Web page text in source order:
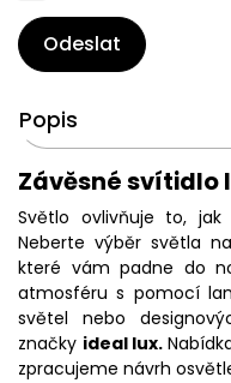
Odeslat
Popis
Závěsné svítidlo
Světlo ovlivňuje to,
Neberte výběr světla
které vám padne do
atmosféru s pomocí
světel nebo
značky ideal lux.
zpracujeme návrh